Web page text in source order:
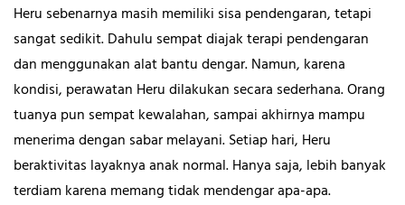
Heru sebenarnya masih memiliki sisa pendengaran, tetapi
sangat sedikit. Dahulu sempat diajak terapi pendengaran
dan menggunakan alat bantu dengar. Namun, karena
kondisi, perawatan Heru dilakukan secara sederhana. Orang
tuanya pun sempat kewalahan, sampai akhirnya mampu
menerima dengan sabar melayani. Setiap hari, Heru
beraktivitas layaknya anak normal. Hanya saja, lebih banyak
terdiam karena memang tidak mendengar apa-apa.